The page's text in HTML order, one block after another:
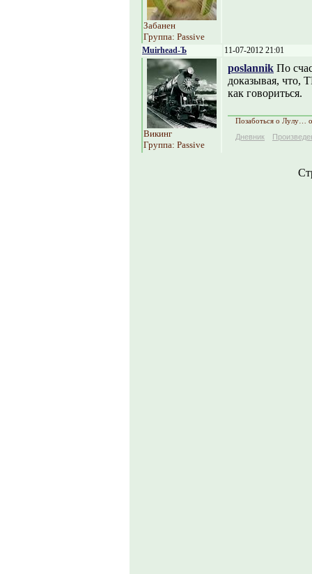
Забанен
Группа: Passive
Muirhead-Ъ 11-07-2012 21:01
Викинг
Группа: Passive
poslannik По
доказывая, что,
как говориться.
Позаботься о Лулу…
Дневник